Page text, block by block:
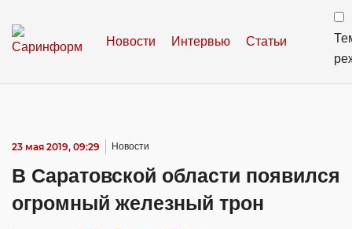
Новости Интервью Статьи
23 мая 2019, 09:29 Новости
В Саратовской области появился
огромный железный трон